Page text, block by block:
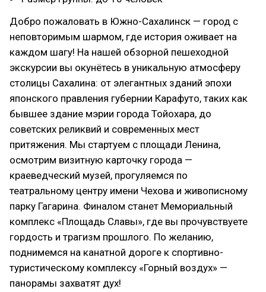
Добро пожаловать в Южно-Сахалинск — город с
неповторимым шармом, где история оживает на
каждом шагу! На нашей обзорной пешеходной
экскурсии вы окунётесь в уникальную атмосферу
столицы Сахалина: от элегантных зданий эпохи
японского правления губернии Карафуто, таких как
бывшее здание мэрии города Тойохара, до
советских реликвий и современных мест
притяжения. Мы стартуем с площади Ленина,
осмотрим визитную карточку города —
краеведческий музей, прогуляемся по
театральному центру имени Чехова и живописному
парку Гагарина. Финалом станет Мемориальный
комплекс «Площадь Славы», где вы прочувствуете
гордость и трагизм прошлого. По желанию,
поднимемся на канатной дороге к спортивно-
туристическому комплексу «Горный воздух» —
панорамы захватят дух!